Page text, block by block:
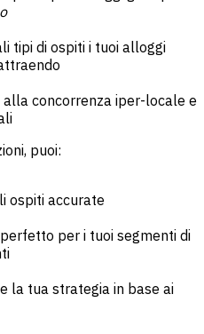
tipi di ospiti i tuoi alloggi
concorrenza iper-locale e
puoi:
ospiti accurate
per i tuoi segmenti di
la tua strategia in base ai